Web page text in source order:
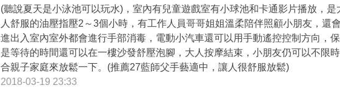
(聽說夏天是小泳池可以玩水)，室內有兒童遊戲室有小球池和卡通影片播放，是
人舒服的油壓指壓2～3個小時，有工作人員哥哥姐姐溫柔陪伴照顧小朋友，還
進出入室內室外都會進行手部消毒，電動小汽車還可以用手動遙控控制方向，
是等待的時間還可以在一樓沙發舒壓泡腳，大人按摩結束，小朋友仍可以不限
合親子家庭來放鬆一下。(推薦27藍師父手藝適中，讓人很舒服放鬆)
2018-03-19 23:33